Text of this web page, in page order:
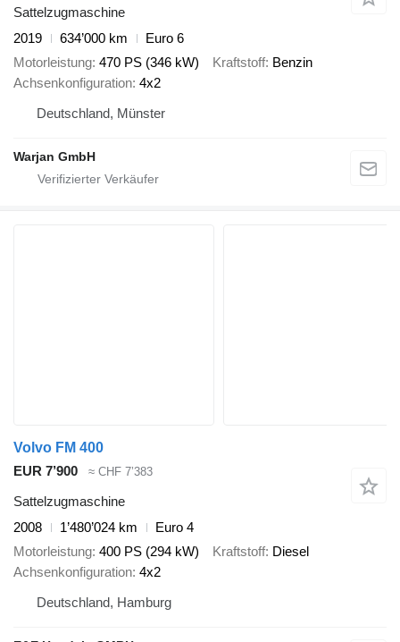
Sattelzugmaschine
2019
634’000 km
Euro 6
Motorleistung 470 PS (346 kW) Kraftstoff Benzin
Achsenkonfiguration 4x2
Deutschland, Münster
Warjan GmbH
Volvo FM 400
EUR 7’900
≈ CHF 7’383
Sattelzugmaschine
2008
1’480’024 km
Euro 4
Motorleistung 400 PS (294 kW) Kraftstoff Diesel
Achsenkonfiguration 4x2
Deutschland, Hamburg